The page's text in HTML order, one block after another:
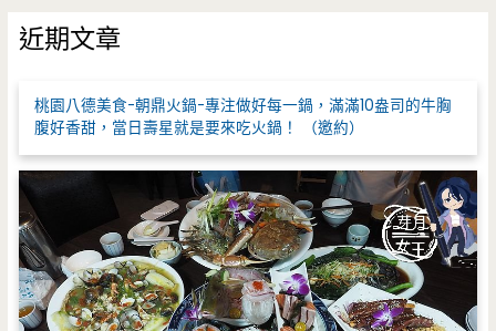
鍵
字
近期文章
桃園八德美食-朝鼎火鍋-專注做好每一鍋，滿滿10盎司的牛胸
腹好香甜，當日壽星就是要來吃火鍋！ （邀約）